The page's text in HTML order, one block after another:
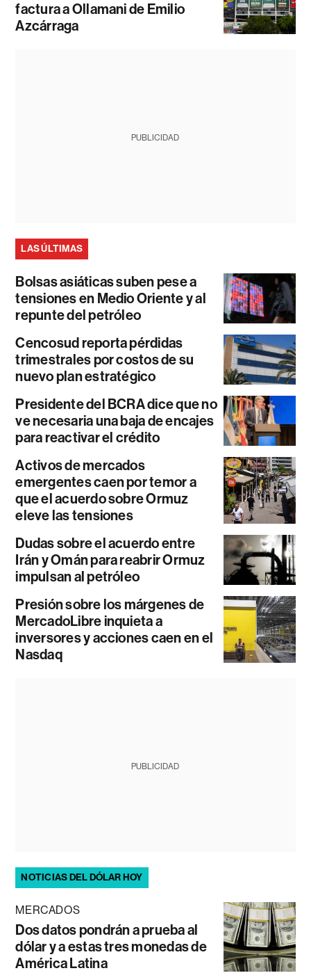
factura a Ollamani de Emilio
Azcárraga
PUBLICIDAD
LAS ÚLTIMAS
Bolsas asiáticas suben pese a
tensiones en Medio Oriente y al
repunte del petróleo
Cencosud reporta pérdidas
trimestrales por costos de su
nuevo plan estratégico
Presidente del BCRA dice que no
ve necesaria una baja de encajes
para reactivar el crédito
Activos de mercados
emergentes caen por temor a
que el acuerdo sobre Ormuz
eleve las tensiones
Dudas sobre el acuerdo entre
Irán y Omán para reabrir Ormuz
impulsan al petróleo
Presión sobre los márgenes de
MercadoLibre inquieta a
inversores y acciones caen en el
Nasdaq
PUBLICIDAD
NOTICIAS DEL DÓLAR HOY
MERCADOS
Dos datos pondrán a prueba al
dólar y a estas tres monedas de
América Latina